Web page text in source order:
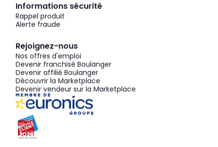
Informations sécurité
Rappel produit
Alerte fraude
Rejoignez-nous
Nos offres d'emploi
Devenir franchisé Boulanger
Devenir affilié Boulanger
Découvrir la Marketplace
Devenir vendeur sur la Marketplace